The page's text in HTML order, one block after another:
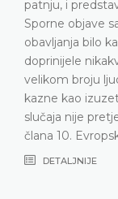
•
kršenja